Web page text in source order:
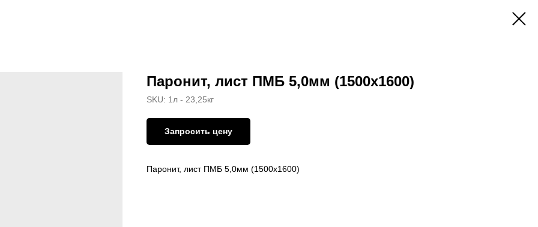
Паронит, лист ПМБ 5,0мм (1500х1600)
SKU: 1л - 23,25кг
Запросить цену
Паронит, лист ПМБ 5,0мм (1500х1600)